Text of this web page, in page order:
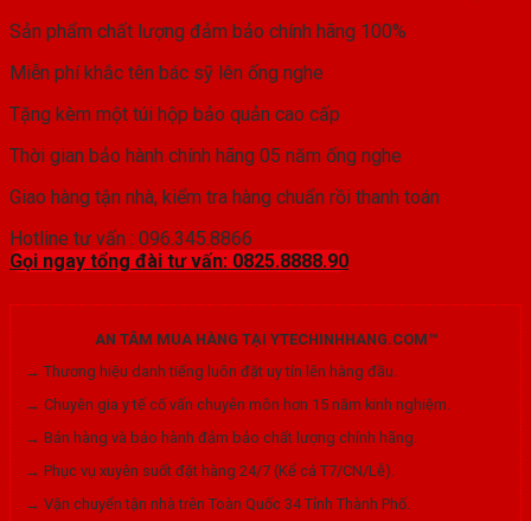
Sản phẩm chất lượng đảm bảo chính hãng 100%
Miễn phí khắc tên bác sỹ lên ống nghe
Tặng kèm một túi hộp bảo quản cao cấp
Thời gian bảo hành chính hãng 05 năm ống nghe
Giao hàng tận nhà, kiểm tra hàng chuẩn rồi thanh toán
Hotline tư vấn : 096.345.8866
Gọi ngay tổng đài tư vấn: 0825.8888.90
AN TÂM MUA HÀNG TẠI YTECHINHHANG.COM™
→ Thương hiệu danh tiếng luôn đặt uy tín lên hàng đầu.
→ Chuyên gia y tế cố vấn chuyên môn hơn 15 năm kinh nghiệm.
→ Bán hàng và bảo hành đảm bảo chất lượng chính hãng.
→ Phục vụ xuyên suốt đặt hàng 24/7 (Kể cả T7/CN/Lễ).
→ Vận chuyển tận nhà trên Toàn Quốc 34 Tỉnh Thành Phố.